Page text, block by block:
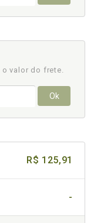
o valor do frete.
Ok
R$ 125,91
-